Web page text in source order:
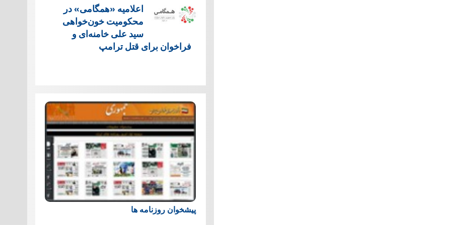
اعلامیه «همگامی» در
محکومیت خون‌خواهی
سید علی خامنه‌ای و
فراخوان برای قتل ترامپ
پیشخوان روزنامه ها